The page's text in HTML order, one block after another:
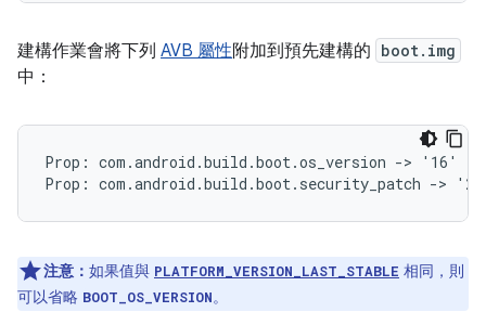
建構作業會將下列 AVB 屬性附加到預先建構的 boot.img
中：
Prop: com.android.build.boot.os_version -> '16'
注意： 如果值與 PLATFORM_VERSION_LAST_STABLE 相同，則
可以省略 BOOT_OS_VERSION。